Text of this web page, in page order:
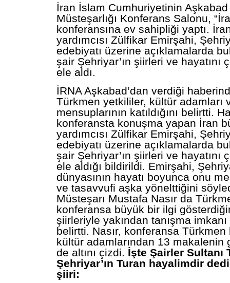
İran İslam Cumhuriyetinin
Müsteşarlığı Konferans Salonu,
konferansına ev sahipliği yaptı.
yardımcısı Zülfikar Emirşahi,
edebiyatı üzerine açıklamalarda
şair Şehriyar’ın şiirleri ve hayatını
ele aldı.
İRNA Aşkabad’dan verdiği
Türkmen yetkililer, kültür adamları
mensuplarının katıldığını belirtti.
konferansta konuşma yapan İran
yardımcısı Zülfikar Emirşahi,
edebiyatı üzerine açıklamalarda
şair Şehriyar’ın şiirleri ve hayatını
ele aldığı bildirildi. Emirşahi,
dünyasının hayatı boyunca onu
ve tasavvufi aşka yönelttiğini
Müsteşarı Mustafa Nasır da
konferansa büyük bir ilgi
şiirleriyle yakından tanışma imkanı
belirtti. Nasır, konferansa Türkmen
kültür adamlarından 13 makalenin
de altını çizdi. İşte Şairler Sultanı
Şehriyar’ın Turan hayalimdir
şiiri: